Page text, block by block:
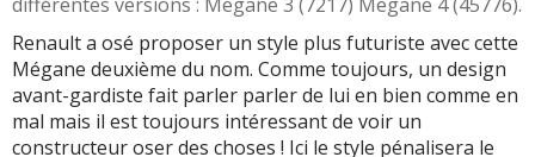
Boucliers (pare chocs)
bien protégés des
rayures
Equipement de sécurité
(vous êtes bien protégé
enfant (typique à
Renault sur les
générations des années
2000)
Habitabilité 6.6
Coffre(330L) 6
Megane 2 Estate
(520L)
8.4
Renault a osé proposer un style plus futuriste avec cette
Mégane deuxième du nom. Comme toujours, un design
avant-gardiste fait parler parler de lui en bien comme en
mal mais il est toujours intéressant de voir un
constructeur oser des choses ! Ici le style pénalisera le